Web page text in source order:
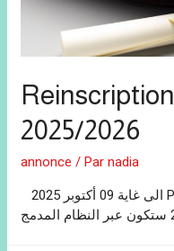
2025/2026
annonce / Parnadia
الى غاية 09 أكتوبر 2025 Progress عملية اعادة التسجيل للسنة